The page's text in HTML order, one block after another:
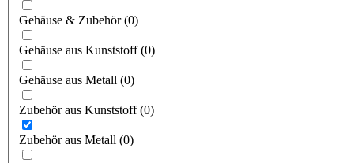
Gehäuse & Zubehör (0)
Gehäuse aus Kunststoff (0)
Gehäuse aus Metall (0)
Zubehör aus Kunststoff (0)
Zubehör aus Metall (0)